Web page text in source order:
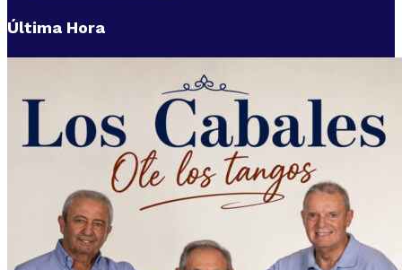
Última Hora